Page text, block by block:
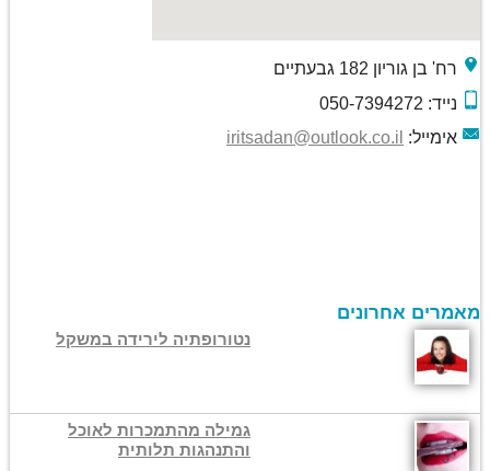
רח' בן גוריון 182 גבעתיים
נייד: 050-7394272
אימייל: iritsadan@outlook.co.il
מאמרים אחרונים
נטורופתיה לירידה במשקל
גמילה מהתמכרות לאוכל
והתנהגות תלותית